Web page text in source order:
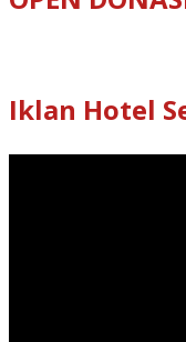
Iklan Hotel